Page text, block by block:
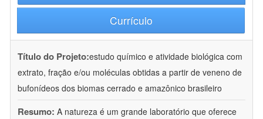
Currículo
Título do Projeto:estudo químico e atividade biológica com
extrato, fração e/ou moléculas obtidas a partir de veneno de
bufonídeos dos biomas cerrado e amazônico brasileiro
Resumo: A natureza é um grande laboratório que oferece